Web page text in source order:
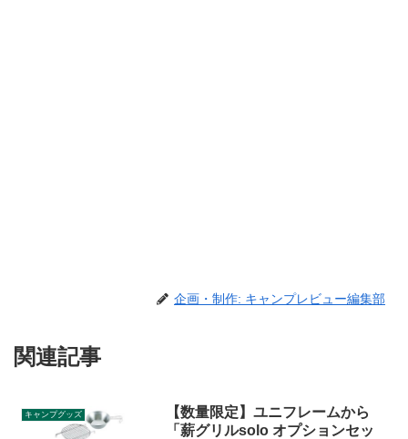
企画・制作: キャンプレビュー編集部
関連記事
キャンプグッズ
【数量限定】ユニフレームから
「薪グリルsolo オプションセッ